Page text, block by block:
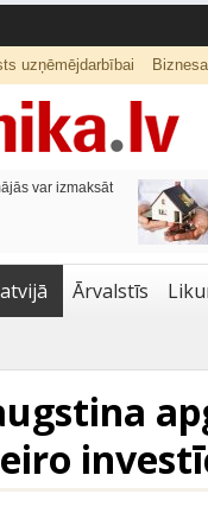
uzņēmējdarbībai
var izmaksāt
Ārvalstīs